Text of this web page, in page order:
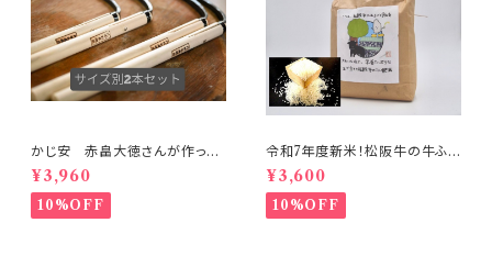
かじ安 赤畠大徳さんが作った
鍛造一本爪草とり（小型サイ
ズ 普通サイズ 2本セット）
¥3,960
10%OFF
令和7年度新米！松阪牛の牛ふん
たい肥で、育てたお米。精米済
み ５ｋｇ
¥3,600
10%OFF